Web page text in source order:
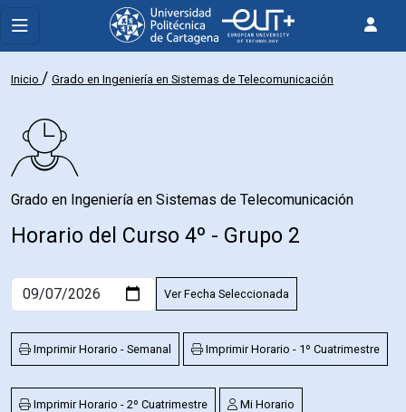
Inicio / Grado en Ingeniería en Sistemas de Telecomunicación
Grado en Ingeniería en Sistemas de Telecomunicación
Horario del Curso 4º - Grupo 2
Ver Fecha Seleccionada
Imprimir Horario - Semanal Imprimir Horario - 1º Cuatrimestre
Imprimir Horario - 2º Cuatrimestre Mi Horario